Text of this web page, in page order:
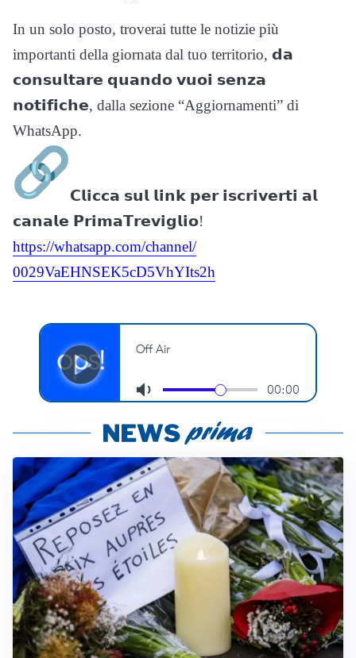
In un solo posto, troverai tutte le notizie più
importanti della giornata dal tuo territorio, 𝗱𝗮
𝗰𝗼𝗻𝘀𝘂𝗹𝘁𝗮𝗿𝗲 𝗾𝘂𝗮𝗻𝗱𝗼 𝘃𝘂𝗼𝗶 𝘀𝗲𝗻𝘇𝗮
𝗻𝗼𝘁𝗶𝗳𝗶𝗰𝗵𝗲, dalla sezione “Aggiornamenti” di
WhatsApp.
𝗖𝗹𝗶𝗰𝗰𝗮 𝘀𝘂𝗹 𝗹𝗶𝗻𝗸 𝗽𝗲𝗿 𝗶𝘀𝗰𝗿𝗶𝘃𝗲𝗿𝘁𝗶 𝗮𝗹
𝗰𝗮𝗻𝗮𝗹𝗲 𝗣𝗿𝗶𝗺𝗮𝗧𝗿𝗲𝘃𝗶𝗴𝗹𝗶𝗼!
https://whatsapp.com/channel/
0029VaEHNSEK5cD5VhYIts2h